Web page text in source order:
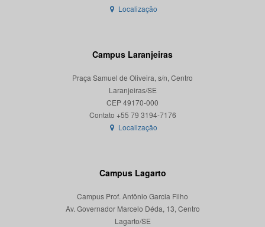
Localização
Campus Laranjeiras
Praça Samuel de Oliveira, s/n, Centro
Laranjeiras/SE
CEP 49170-000
Localização
Campus Lagarto
Campus Prof. Antônio Garcia Filho
Av. Governador Marcelo Déda, 13, Centro
Lagarto/SE